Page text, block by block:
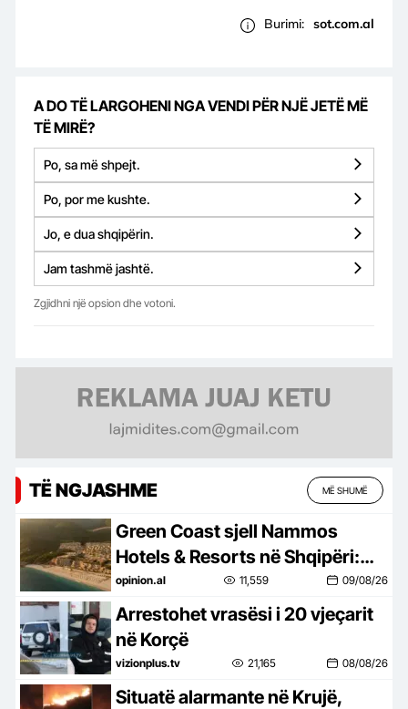
Burimi: sot.com.al
A DO TË LARGOHENI NGA VENDI PËR NJË JETË MË
TË MIRË?
Po, sa më shpejt.
Po, por me kushte.
Jo, e dua shqipërin.
Jam tashmë jashtë.
Zgjidhni një opsion dhe votoni.
TË NGJASHME MË SHUMË
Green Coast sjell Nammos
Hotels & Resorts në Shqipëri:
Destinacion i ri lifestyle
opinion.al 11,559 09/08/26
Arrestohet vrasësi i 20 vjeçarit
në Korçë
vizionplus.tv 21,165 08/08/26
Situatë alarmante në Krujë,